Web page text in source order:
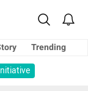
Trending